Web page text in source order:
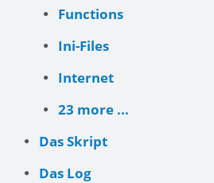
Functions
Ini-Files
Internet
23 more ...
Das Skript
Das Log